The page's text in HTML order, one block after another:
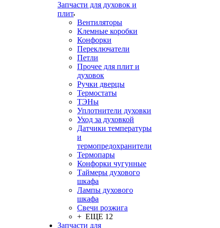
Запчасти для духовок и
плит
Вентиляторы
Клемные коробки
Конфорки
Переключатели
Петли
Прочее для плит и
духовок
Ручки дверцы
Термостаты
ТЭНы
Уплотнители духовки
Уход за духовкой
Датчики температуры
и
термопредохранители
Термопары
Конфорки чугунные
Таймеры духового
шкафа
Лампы духового
шкафа
Свечи розжига
+ ЕЩЕ 12
Запчасти для